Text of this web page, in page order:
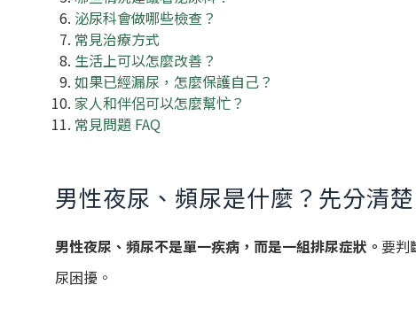
泌尿科會做哪些檢查？
常見治療方式
生活上可以怎麼改善？
如果已經漏尿，怎麼保護自己？
家人和伴侶可以怎麼幫忙？
常見問題 FAQ
男性夜尿、頻尿是什麼？先分清
男性夜尿、頻尿不是單一疾病，而是一組排尿症狀。 要判
尿困擾。